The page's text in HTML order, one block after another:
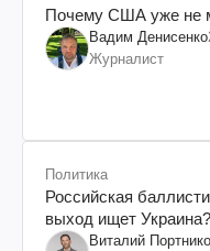
Почему США уже не
Вадим Денисенко
Журналист
Политика
Российская
выход ищет Украина?
Виталий